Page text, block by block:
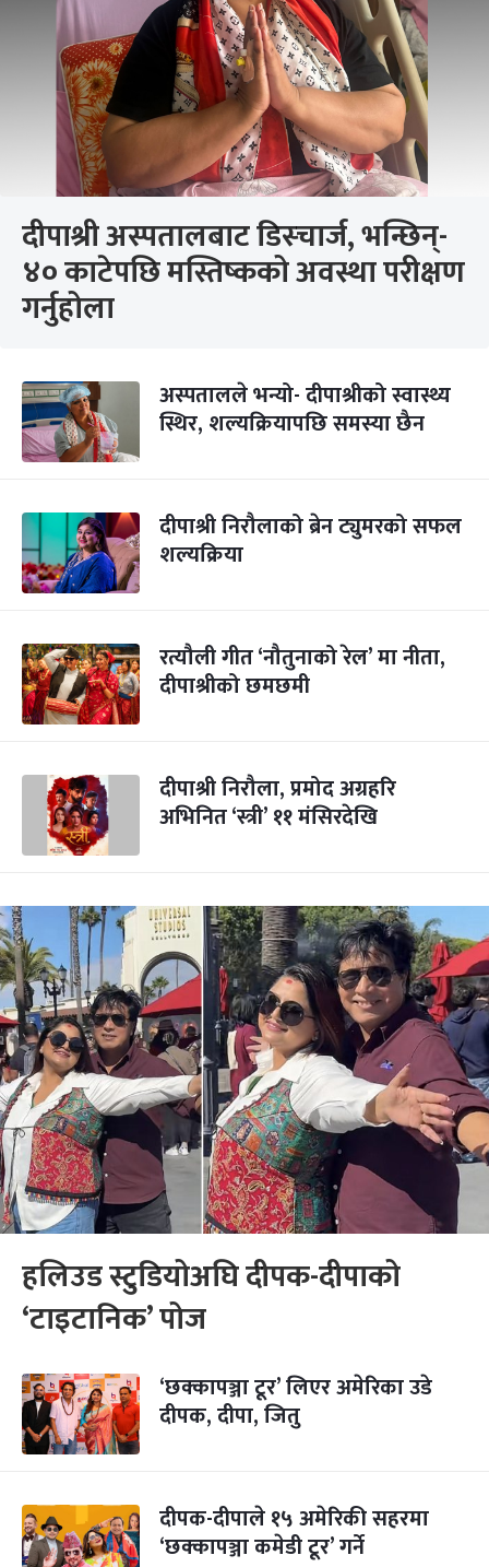
दीपाश्री अस्पतालबाट डिस्चार्ज, भन्छिन्-
४० काटेपछि मस्तिष्कको अवस्था परीक्षण
गर्नुहोला
अस्पतालले भन्यो- दीपाश्रीको स्वास्थ्य
स्थिर, शल्यक्रियापछि समस्या छैन
दीपाश्री निरौलाको ब्रेन ट्युमरको सफल
शल्यक्रिया
रत्यौली गीत ‘नौतुनाको रेल’ मा नीता,
दीपाश्रीको छमछमी
दीपाश्री निरौला, प्रमोद अग्रहरि
अभिनित ‘स्त्री’ ११ मंसिरदेखि
हलिउड स्टुडियोअघि दीपक-दीपाको
‘टाइटानिक’ पोज
‘छक्कापञ्जा टूर’ लिएर अमेरिका उडे
दीपक, दीपा, जितु
दीपक-दीपाले १५ अमेरिकी सहरमा
‘छक्कापञ्जा कमेडी टूर’ गर्ने